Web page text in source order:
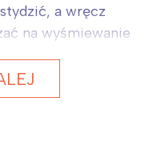
a wręcz
na wyśmiewanie